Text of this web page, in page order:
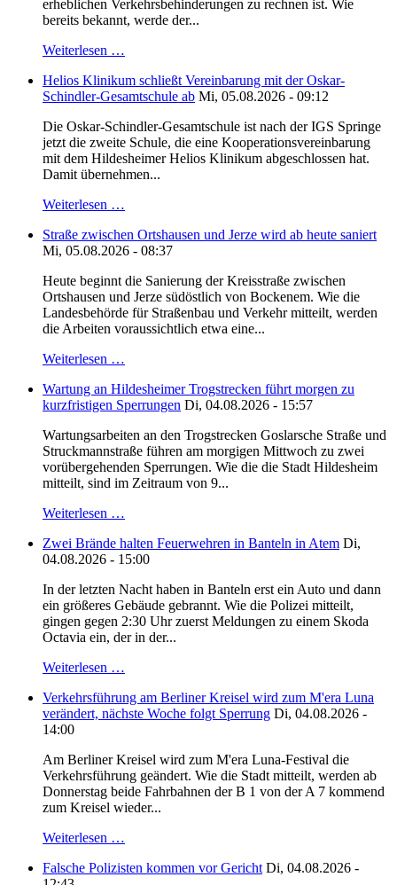
erheblichen Verkehrsbehinderungen zu rechnen ist. Wie
bereits bekannt, werde der...
Weiterlesen …
Helios Klinikum schließt Vereinbarung mit der Oskar-
Schindler-Gesamtschule ab Mi, 05.08.2026 - 09:12
Die Oskar-Schindler-Gesamtschule ist nach der IGS Springe
jetzt die zweite Schule, die eine Kooperationsvereinbarung
mit dem Hildesheimer Helios Klinikum abgeschlossen hat.
Damit übernehmen...
Weiterlesen …
Straße zwischen Ortshausen und Jerze wird ab heute saniert
Mi, 05.08.2026 - 08:37
Heute beginnt die Sanierung der Kreisstraße zwischen
Ortshausen und Jerze südöstlich von Bockenem. Wie die
Landesbehörde für Straßenbau und Verkehr mitteilt, werden
die Arbeiten voraussichtlich etwa eine...
Weiterlesen …
Wartung an Hildesheimer Trogstrecken führt morgen zu
kurzfristigen Sperrungen Di, 04.08.2026 - 15:57
Wartungsarbeiten an den Trogstrecken Goslarsche Straße und
Struckmannstraße führen am morgigen Mittwoch zu zwei
vorübergehenden Sperrungen. Wie die die Stadt Hildesheim
mitteilt, sind im Zeitraum von 9...
Weiterlesen …
Zwei Brände halten Feuerwehren in Banteln in Atem Di,
04.08.2026 - 15:00
In der letzten Nacht haben in Banteln erst ein Auto und dann
ein größeres Gebäude gebrannt. Wie die Polizei mitteilt,
gingen gegen 2:30 Uhr zuerst Meldungen zu einem Skoda
Octavia ein, der in der...
Weiterlesen …
Verkehrsführung am Berliner Kreisel wird zum M'era Luna
verändert, nächste Woche folgt Sperrung Di, 04.08.2026 -
14:00
Am Berliner Kreisel wird zum M'era Luna-Festival die
Verkehrsführung geändert. Wie die Stadt mitteilt, werden ab
Donnerstag beide Fahrbahnen der B 1 von der A 7 kommend
zum Kreisel wieder...
Weiterlesen …
Falsche Polizisten kommen vor Gericht Di, 04.08.2026 -